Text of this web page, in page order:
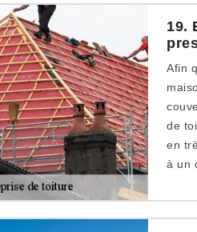
19.
Afin
de
en
à un